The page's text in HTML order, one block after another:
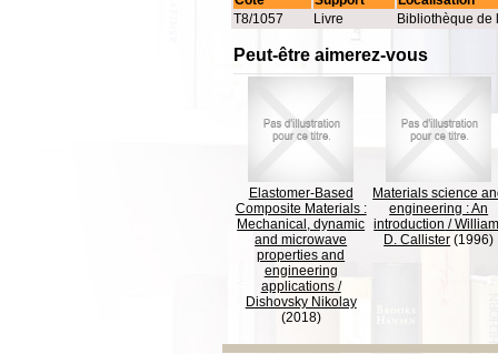
T8/1057
Livre Bibliothèque de
Peut-être aimerez-vous
Elastomer-Based
Composite Materials :
Mechanical, dynamic
and microwave
properties and
engineering
applications/
Dishovsky Nikolay
(2018)
Materials science
engineering : An
introduction /
D. Callister (1996)